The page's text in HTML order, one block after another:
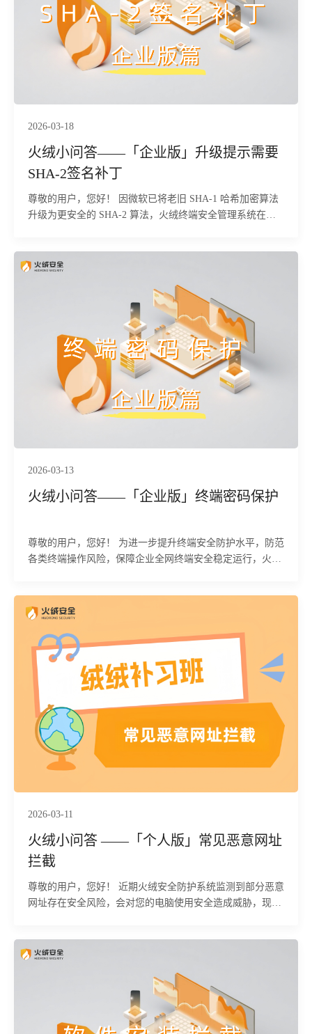
2026-03-18
火绒小问答——「企业版」升级提示需要
SHA-2签名补丁
尊敬的用户，您好！ 因微软已将老旧 SHA-1 哈希加密算法
升级为更安全的 SHA-2 算法，火绒终端安全管理系统在进
复工具。以下为您详细介绍该工具的功能概述、使用场景、
2026-03-13
火绒小问答——「企业版」终端密码保护
尊敬的用户，您好！ 为进一步提升终端安全防护水平，防范
各类终端操作风险，保障企业全网终端安全稳定运行，火绒
保您全面了解并灵活运用。
2026-03-11
火绒小问答 ——「个人版」常见恶意网址
拦截
尊敬的用户，您好！ 近期火绒安全防护系统监测到部分恶意
网址存在安全风险，会对您的电脑使用安全造成威胁，现将